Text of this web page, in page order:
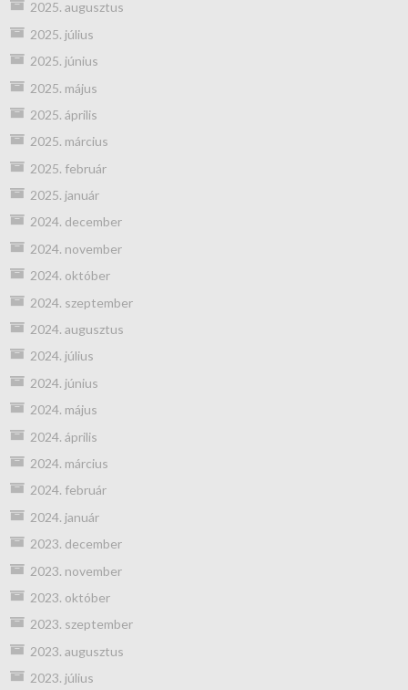
2025. augusztus
2025. július
2025. június
2025. május
2025. április
2025. március
2025. február
2025. január
2024. december
2024. november
2024. október
2024. szeptember
2024. augusztus
2024. július
2024. június
2024. május
2024. április
2024. március
2024. február
2024. január
2023. december
2023. november
2023. október
2023. szeptember
2023. augusztus
2023. július